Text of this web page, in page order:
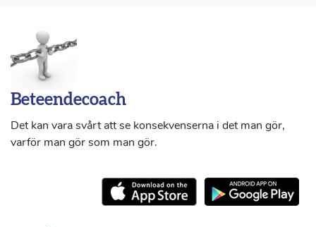
Beteendecoach
Det kan vara svårt att se konsekvenserna i det man gör,
varför man gör som man gör.